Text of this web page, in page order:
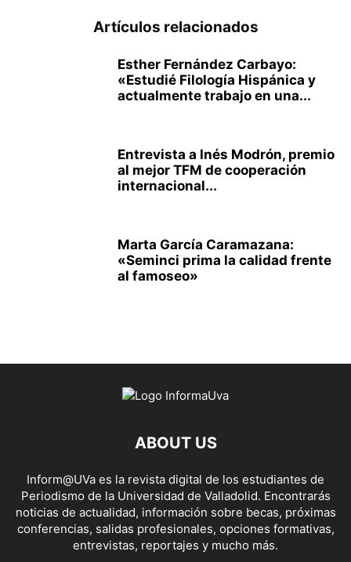
Artículos relacionados
Esther Fernández Carbayo:
«Estudié Filología Hispánica y
actualmente trabajo en una...
Entrevista a Inés Modrón, premio
al mejor TFM de cooperación
internacional...
Marta García Caramazana:
«Seminci prima la calidad frente
al famoseo»
ABOUT US
Inform@UVa es la revista digital de los estudiantes de
Periodismo de la Universidad de Valladolid. Encontrarás
noticias de actualidad, información sobre becas, próximas
conferencias, salidas profesionales, opciones formativas,
entrevistas, reportajes y mucho más.